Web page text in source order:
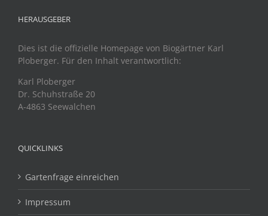
HERAUSGEBER
Dies ist die offizielle Homepage von Biogärtner Karl
Ploberger. Für den Inhalt verantwortlich:
Karl Ploberger
Dr. Schuhstraße 20
A-4863 Seewalchen
QUICKLINKS
Gartenfrage einreichen
Impressum